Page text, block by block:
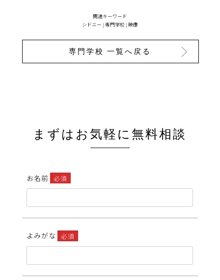
関連キーワード
シドニー | 専門学校| 映像
専門学校 一覧へ戻る
まずはお気軽に無料相談
お名前 必須
よみがな 必須